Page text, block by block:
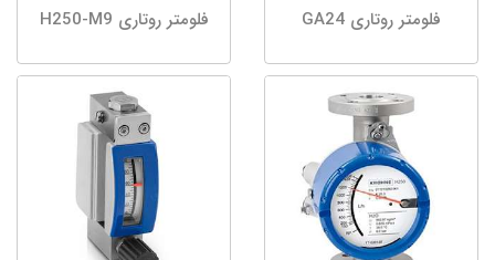
فلومتر روتاری GA24 فلومتر روتاری H250-M9